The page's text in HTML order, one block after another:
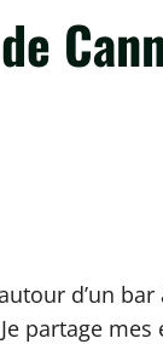
d’un
partage